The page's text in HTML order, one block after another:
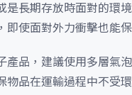
是長期存放時面對的環
使面對外力衝擊也能
品，建議使用多層氣
品在運輸過程中不受